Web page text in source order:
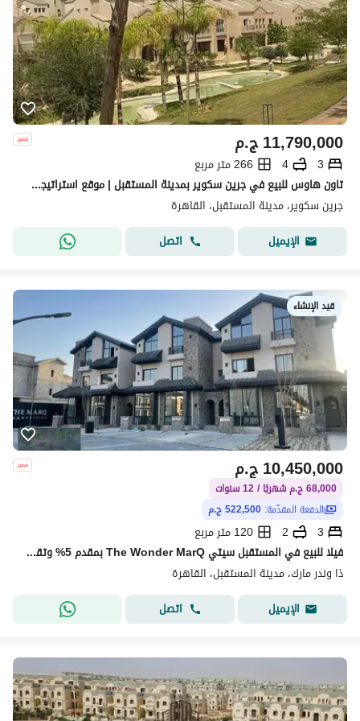
ج.م11,790,000
3
4
266 متر مربع
تاون هاوس للبيع في جرين سكوير بمدينة المستقبل | موقع استراتيجي فوق التلة
جرين سكوير، مدينة المستقبل، القاهرة
الإيميل
اتصل
قيد الإنشاء
ج.م10,450,000
68,000 ج.م شهريًا / 12 سنوات
الدفعة المقدّمة: 522,500 ج.م
3
2
120 متر مربع
فيلا للبيع في المستقبل سيتي The Wonder MarQ بمقدم 5% وتقسيط 12 سنة
ذا وندر مارك، مدينة المستقبل، القاهرة
الإيميل
اتصل